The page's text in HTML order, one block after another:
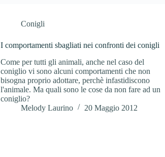
Conigli
I comportamenti sbagliati nei confronti dei conigli
Come per tutti gli animali, anche nel caso del
coniglio vi sono alcuni comportamenti che non
bisogna proprio adottare, perchè infastidiscono
l'animale. Ma quali sono le cose da non fare ad un
coniglio?
Melody Laurino
20 Maggio 2012